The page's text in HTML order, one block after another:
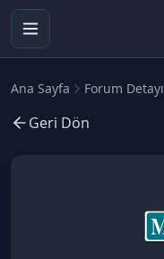
Ana Sayfa Forum Detayı
Geri Dön